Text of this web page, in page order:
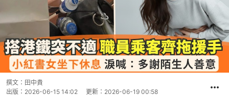
撰文： 田中貴
出版： 2026-06-15 14:02 更新： 2026-06-19 00:58